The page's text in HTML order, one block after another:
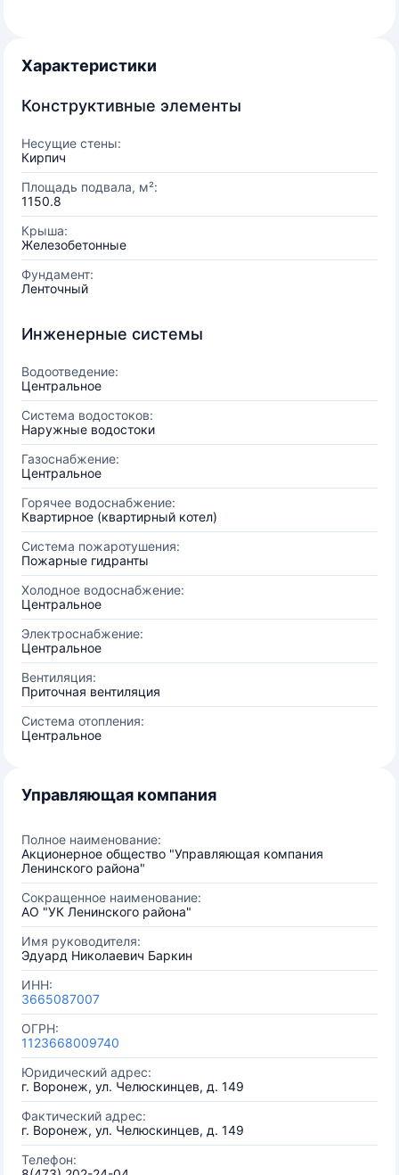
Характеристики
Конструктивные элементы
Несущие стены:
Кирпич
Площадь подвала, м²:
1150.8
Крыша:
Железобетонные
Фундамент:
Ленточный
Инженерные системы
Водоотведение:
Центральное
Система водостоков:
Наружные водостоки
Газоснабжение:
Центральное
Горячее водоснабжение:
Квартирное (квартирный котел)
Система пожаротушения:
Пожарные гидранты
Холодное водоснабжение:
Центральное
Электроснабжение:
Центральное
Вентиляция:
Приточная вентиляция
Система отопления:
Центральное
Управляющая компания
Полное наименование:
Акционерное общество "Управляющая компания
Ленинского района"
Сокращенное наименование:
АО "УК Ленинского района"
Имя руководителя:
Эдуард Николаевич Баркин
ИНН:
3665087007
ОГРН:
1123668009740
Юридический адрес:
г. Воронеж, ул. Челюскинцев, д. 149
Фактический адрес:
г. Воронеж, ул. Челюскинцев, д. 149
Телефон: